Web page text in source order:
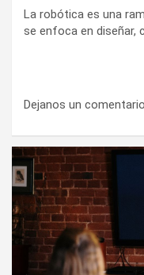
La robótica es una
se enfoca en diseñar,
Dejanos un